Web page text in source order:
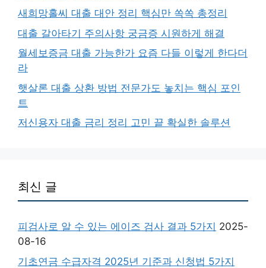
새희망홀씨 대출 대안 정리 핵심만 쏙쏙 총정리
대출 갈아타기 주의사항 궁금증 시원하게 해결
월세보증금 대출 가능한가 요즘 다들 이렇게 한다더
라
햇살론 대출 상환 방법 전문가도 놓치는 핵심 포인
트
저신용자 대출 금리 정리 고민 끝 확실한 솔루션
최신 글
피검사로 알 수 있는 에이즈 검사 결과 5가지 2025-
08-16
기초연금 수급자격 2025년 기준과 신청법 5가지